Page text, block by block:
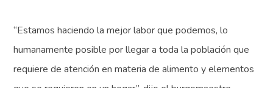
“Estamos haciendo la mejor labor que podemos, lo
humanamente posible por llegar a toda la población que
requiere de atención en materia de alimento y elementos